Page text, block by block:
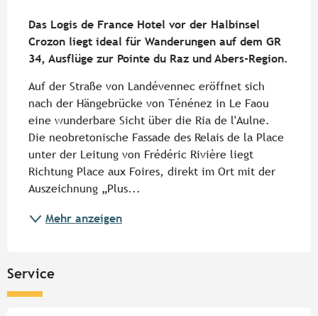
Das Logis de France Hotel vor der Halbinsel
Crozon liegt ideal für Wanderungen auf dem GR
34, Ausflüge zur Pointe du Raz und Abers-Region.
Auf der Straße von Landévennec eröffnet sich
nach der Hängebrücke von Ténénez in Le Faou
eine wunderbare Sicht über die Ria de l'Aulne.
Die neobretonische Fassade des Relais de la Place
unter der Leitung von Frédéric Rivière liegt
Richtung Place aux Foires, direkt im Ort mit der
Auszeichnung „Plus...
Mehr anzeigen
Service